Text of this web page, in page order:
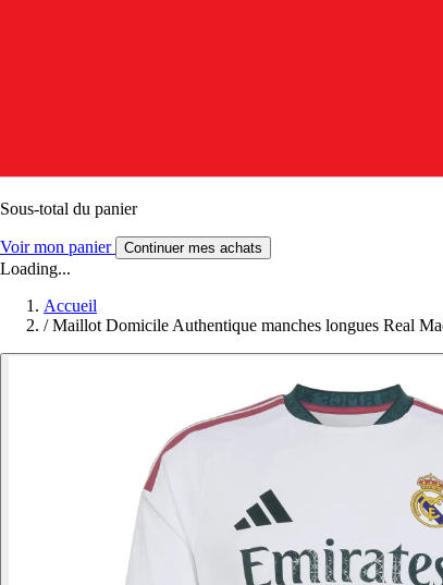
Sous-total du panier
Voir mon panier Continuer mes achats
Loading...
Accueil
/ Maillot Domicile Authentique manches longues Real